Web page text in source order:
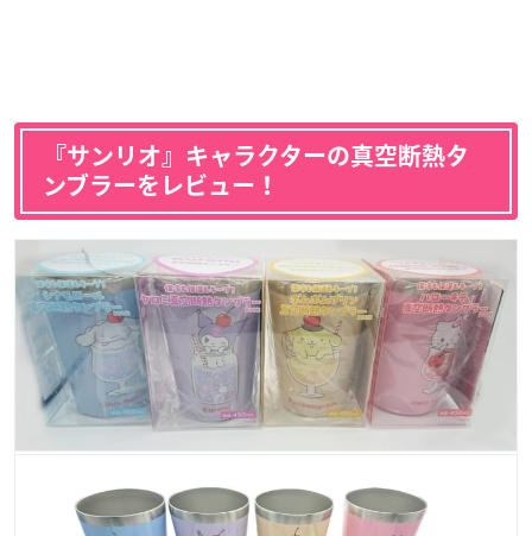
『サンリオ』キャラクターの真空断熱タ
ンブラーをレビュー！